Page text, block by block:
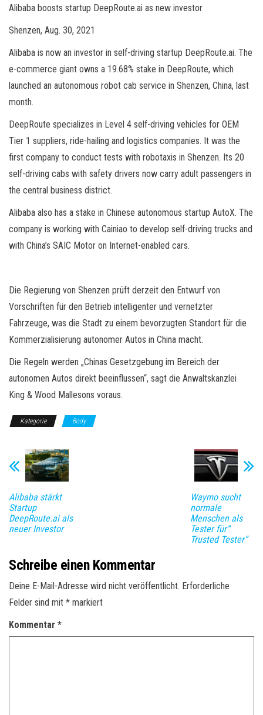
Alibaba boosts startup DeepRoute.ai as new investor
Shenzen, Aug. 30, 2021
Alibaba is now an investor in self-driving startup DeepRoute.ai. The
e-commerce giant owns a 19.68% stake in DeepRoute, which
launched an autonomous robot cab service in Shenzen, China, last
month.
DeepRoute specializes in Level 4 self-driving vehicles for OEM
Tier 1 suppliers, ride-hailing and logistics companies. It was the
first company to conduct tests with robotaxis in Shenzen. Its 20
self-driving cabs with safety drivers now carry adult passengers in
the central business district.
Alibaba also has a stake in Chinese autonomous startup AutoX. The
company is working with Cainiao to develop self-driving trucks and
with China’s SAIC Motor on Internet-enabled cars.
Die Regierung von Shenzen prüft derzeit den Entwurf von
Vorschriften für den Betrieb intelligenter und vernetzter
Fahrzeuge, was die Stadt zu einem bevorzugten Standort für die
Kommerzialisierung autonomer Autos in China macht.
Die Regeln werden „Chinas Gesetzgebung im Bereich der
autonomen Autos direkt beeinflussen“, sagt die Anwaltskanzlei
King & Wood Mallesons voraus.
Kategorie Body
Alibaba stärkt
Startup
DeepRoute.ai als
neuer Investor
Waymo sucht
normale
Menschen als
Tester für“
Trusted Tester“
Schreibe einen Kommentar
Deine E-Mail-Adresse wird nicht veröffentlicht. Erforderliche
Felder sind mit * markiert
Kommentar *